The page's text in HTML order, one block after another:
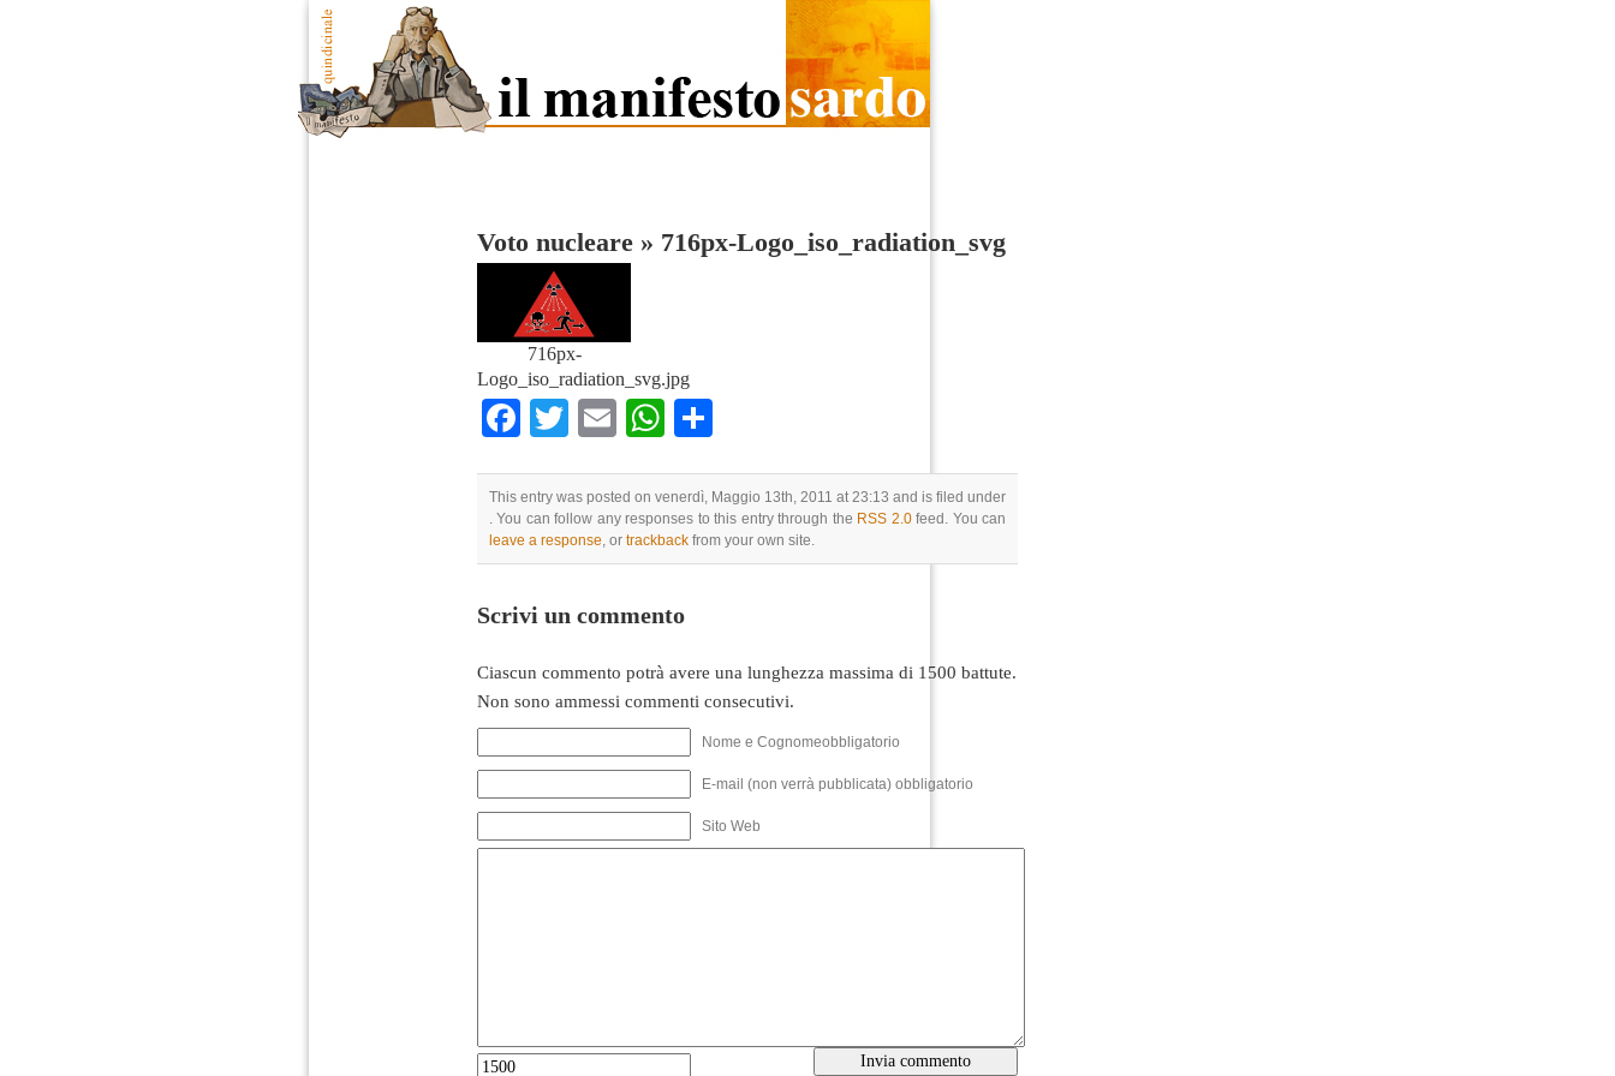
Voto nucleare » 716px-Logo_iso_radiation_svg
716px-
Logo_iso_radiation_svg.jpg
Facebook
TwitterEmailWhatsApp
This entry was posted on venerdì, Maggio 13th, 2011 at 23:13 and is filed under
. You can follow any responses to this entry through the RSS 2.0feed. You can
leave a response, or trackback from your own site.
Scrivi un commento
Ciascun commento potrà avere una lunghezza massima di 1500 battute.
Non sono ammessi commenti consecutivi.
Nome e Cognomeobbligatorio
E-mail (non verrà pubblicata) obbligatorio
Sito Web